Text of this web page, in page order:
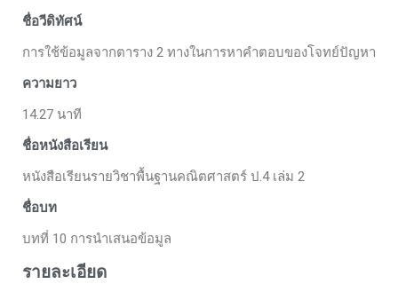
ชื่อวีดิทัศน์
การใช้ข้อมูลจากตาราง 2 ทางในการหาคำตอบของโจทย์ปัญหา
ความยาว
14.27 นาที
ชื่อหนังสือเรียน
หนังสือเรียนรายวิชาพื้นฐานคณิตศาสตร์ ป.4 เล่ม 2
ชื่อบท
บทที่ 10 การนำเสนอข้อมูล
รายละเอียด